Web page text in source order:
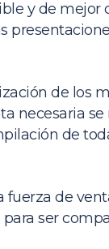
y de mejor
de los
necesaria se
de
de
ser